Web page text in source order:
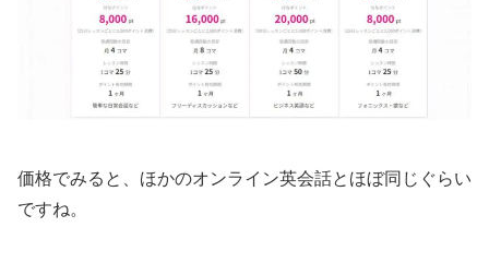
価格でみると、ほかのオンライン英会話とほぼ同じぐらい
ですね。